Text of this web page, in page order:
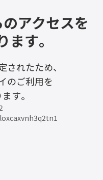
アクセスを
す。
れたため、
のご利用を
す。